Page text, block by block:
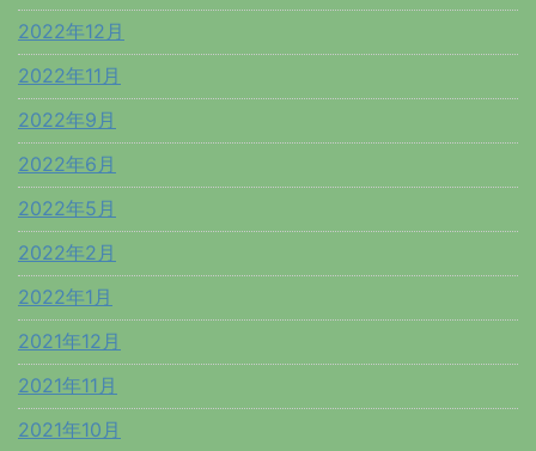
2022年12月
2022年11月
2022年9月
2022年6月
2022年5月
2022年2月
2022年1月
2021年12月
2021年11月
2021年10月